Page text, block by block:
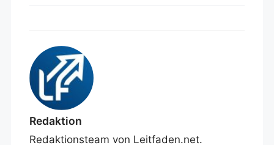
Redaktion
Redaktionsteam von Leitfaden.net.